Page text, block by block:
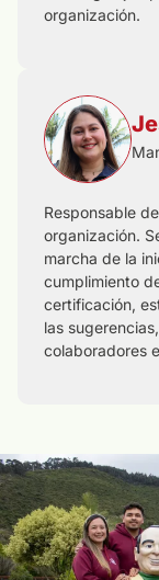
organización.
Responsable
organización.
marcha de la
cumplimiento
certificación,
las
colaboradores